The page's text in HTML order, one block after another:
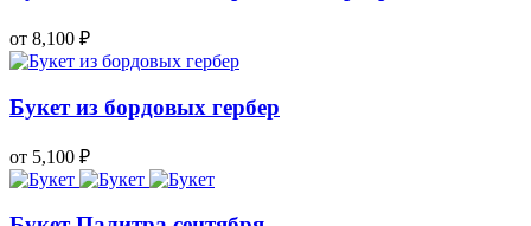
от 8,100 ₽
Букет из бордовых гербер
от 5,100 ₽